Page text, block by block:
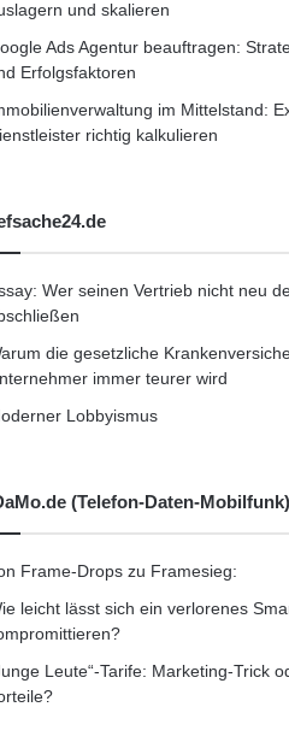
und skalieren
Ads Agentur beauftragen:
Erfolgsfaktoren
im Mittelstand:
richtig kalkulieren
Wer seinen Vertrieb nicht neu
die gesetzliche
immer teurer wird
Lobbyismus
(Telefon-Daten-Mobilfunk)
Frame-Drops zu Framesieg:
leicht lässt sich ein verlorenes
Leute“-Tarife: Marketing-Trick